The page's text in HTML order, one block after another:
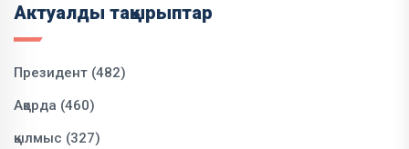
Актуалды тақырыптар
Президент (482)
Ақорда (460)
қылмыс (327)